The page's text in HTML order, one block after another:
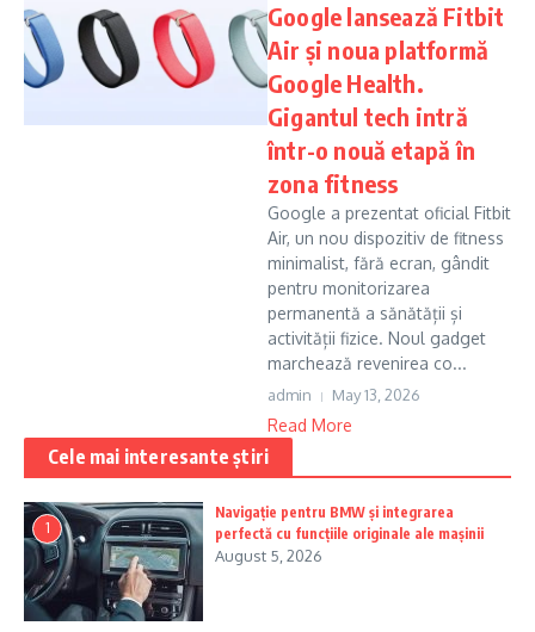
Google lansează Fitbit
Air și noua platformă
Google Health.
Gigantul tech intră
într-o nouă etapă în
zona fitness
Google a prezentat oficial Fitbit
Air, un nou dispozitiv de fitness
minimalist, fără ecran, gândit
pentru monitorizarea
permanentă a sănătății și
activității fizice. Noul gadget
marchează revenirea co...
admin May 13, 2026
Read More
Cele mai interesante știri
1
Navigație pentru BMW și integrarea
perfectă cu funcțiile originale ale mașinii
August 5, 2026